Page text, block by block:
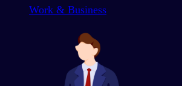
Work & Business